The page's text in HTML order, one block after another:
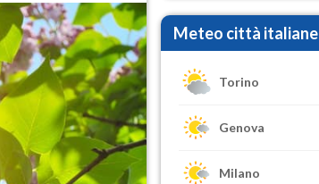
Meteo città italiane
Torino
Genova
Milano